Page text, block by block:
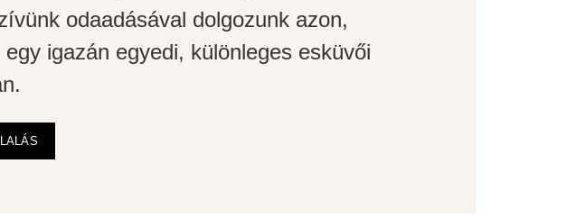
odaadásával dolgozunk azon,
igazán egyedi, különleges esküvői